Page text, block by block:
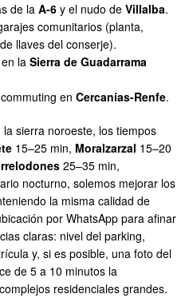
de laA-6 y el nudo deVillalba.
comunitarios (planta,
llaves del conserje).
en laSierra de Guadarrama
enCercanías-Renfe.
sierra noroeste, los tiempos
15–25 min, Moralzarzal 15–20
25–35 min,
nocturno, solemos mejorar los
la misma calidad de
por WhatsApp para afinar
claras: nivel del parking,
y, si es posible, una foto del
de 5 a 10 minutos la
residenciales grandes.